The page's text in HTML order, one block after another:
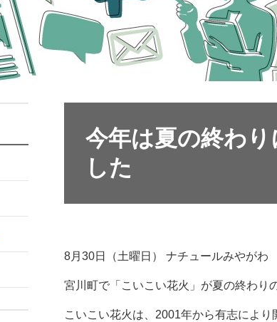
今年は夏の終わ
した
8月30日（土曜日） ナチュールみやがわ
宮川町で「こいこい花火」が夏の終わり
こいこい花火は、2001年から有志によ